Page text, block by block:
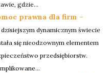
gdzie...
prawna dla firm –
dzisiejszym dynamicznym świecie
się nieodzownym elementem
przedsiębiorstw.